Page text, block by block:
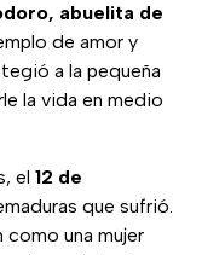
abuelita de
de amor y
a la pequeña
la vida en medio
el 12 de
que sufrió.
como una mujer